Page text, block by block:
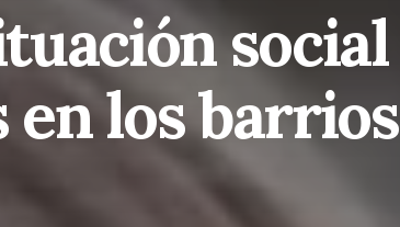
social
en los barrios